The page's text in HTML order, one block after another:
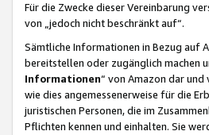
Für die Zwecke dieser Vereinbarung
von „jedoch nicht beschränkt auf“.
Sämtliche Informationen in Bezug auf
bereitstellen oder zugänglich machen
Informationen“ von Amazon dar
wie dies angemessenerweise für die
juristischen Personen, die im
Pflichten kennen und einhalten. Sie